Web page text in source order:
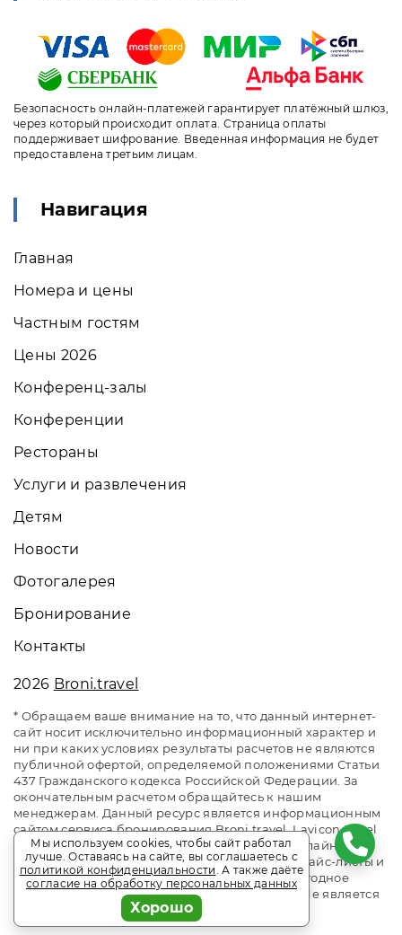
Безопасность онлайн-платежей гарантирует платёжный шлюз,
через который происходит оплата. Страница оплаты
поддерживает шифрование. Введенная информация не будет
предоставлена третьим лицам.
Навигация
Главная
Номера и цены
Частным гостям
Цены 2026
Конференц-залы
Конференции
Рестораны
Услуги и развлечения
Детям
Новости
Фотогалерея
Бронирование
Контакты
2026 Broni.travel
* Обращаем ваше внимание на то, что данный интернет-
сайт носит исключительно информационный характер и
ни при каких условиях результаты расчетов не являются
публичной офертой, определяемой положениями Статьи
437 Гражданского кодекса Российской Федерации. За
окончательным расчетом обращайтесь к нашим
менеджерам. Данный ресурс является информационным
сайтом сервиса бронирования Broni.travel. Lavicon Hotel
Fregat / Лавикон Отель Фрегат Адлер. Сайт онлайн
бронирования номеров. Актуальные цены, прайс-листы и
наличие мест. Акции и спецпредложения. Выгодное
бронирование. Индивидуальный менеджер. Не является
официальным сайтом объекта размещения.
Мы используем cookies, чтобы сайт работал
лучше. Оставаясь на сайте, вы соглашаетесь с
политикой конфиденциальности. А также даёте
согласие на обработку персональных данных
Хорошо